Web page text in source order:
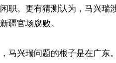
职。更有猜测认为，马兴瑞
疆官场腐败。
马兴瑞问题的根子是在广东